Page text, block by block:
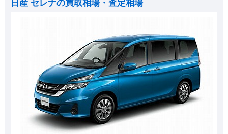
日産 セレナの買取相場・査定相場